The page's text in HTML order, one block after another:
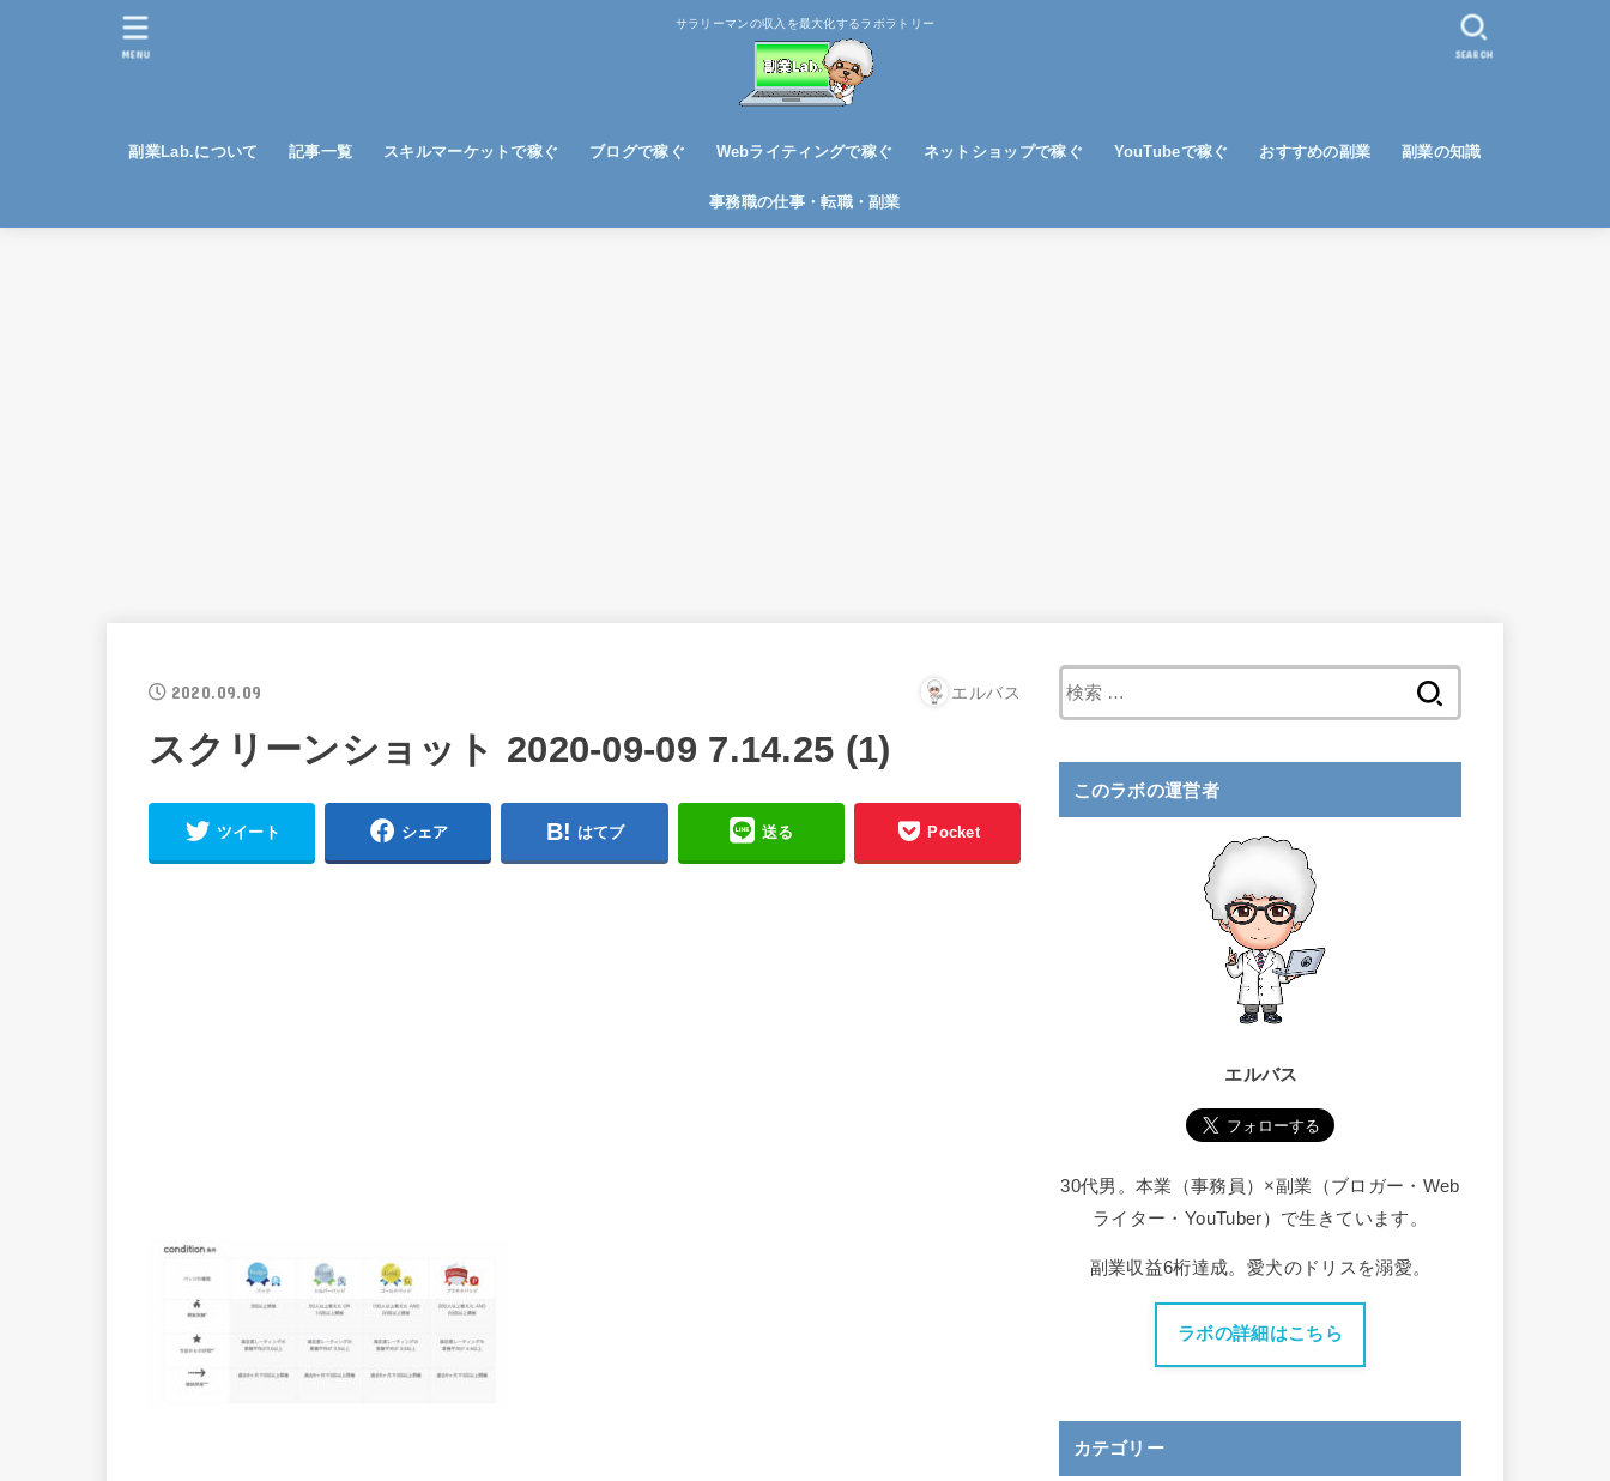
サラリーマンの収入を最大化するラボラトリー
副業Lab.について 記事一覧 スキルマーケットで稼ぐ ブログで稼ぐ
アフィリエイトで稼ぐ
Webライティングで稼ぐ ネットショップで稼ぐ YouTubeで稼ぐ おすすめの副業 副業の知識
事務職の仕事・転職・副業
SEARCH
MENU
2020.09.09 エルバス
スクリーンショット 2020-09-09 7.14.25 (1)
ツイート シェア はてブ 送る Pocket
索
このラボの運営者
エルバス
30代男。本業（事務員）×副業（ブロガー・Web
ライター・YouTuber）で生きています。
副業収益6桁達成。愛犬のドリスを溺愛。
ラボの詳細はこちら
カテゴリー